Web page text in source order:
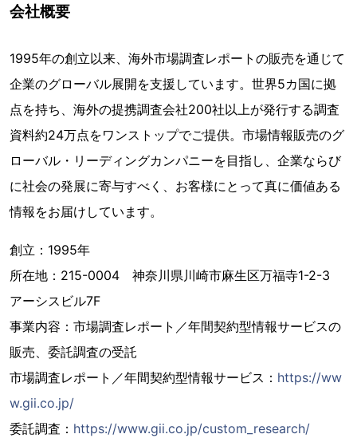
会社概要
1995年の創立以来、海外市場調査レポートの販売を通じて
企業のグローバル展開を支援しています。世界5カ国に拠
点を持ち、海外の提携調査会社200社以上が発行する調査
資料約24万点をワンストップでご提供。市場情報販売のグ
ローバル・リーディングカンパニーを目指し、企業ならび
に社会の発展に寄与すべく、お客様にとって真に価値ある
情報をお届けしています。
創立：1995年
所在地：215-0004 神奈川県川崎市麻生区万福寺1-2-3
アーシスビル7F
事業内容：市場調査レポート／年間契約型情報サービスの
販売、委託調査の受託
市場調査レポート／年間契約型情報サービス： https://ww
w.gii.co.jp/
委託調査： https://www.gii.co.jp/custom_research/